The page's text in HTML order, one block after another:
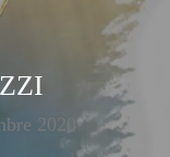
2020